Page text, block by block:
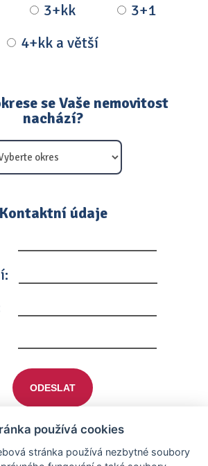
3+kk
3+1
4+kk a větší
se Vaše nemovitost
nachází?
Kontaktní údaje
ODESLAT
používá cookies
stránka používá nezbytné soubory